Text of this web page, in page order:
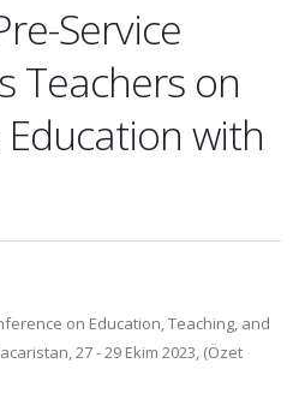
Service
Teachers on
Education with
on Education, Teaching, and
27 - 29 Ekim 2023, (Özet